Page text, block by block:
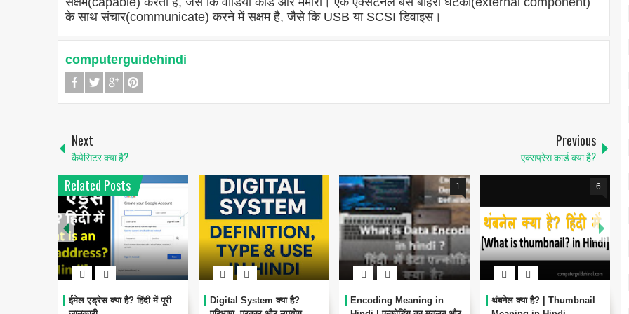
के साथ संचार(communicate) करने में सक्षम है, जैसे कि USB या SCSI डिवाइस।
computerguidehindi
Next
कैपेसिटर क्या है?
Previous
एक्सप्रेस कार्ड क्या है?
Related Posts
ईमेल एड्रेस क्या है? हिंदी में पूरी
Digital System क्या है?
1
Encoding Meaning in
6
थंबनेल क्या है? | Thumbnail